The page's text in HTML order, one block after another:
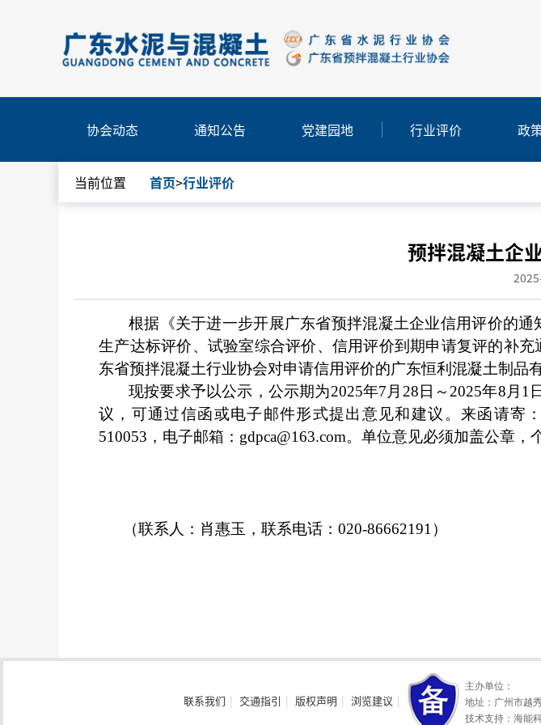
协会动态 通知公告 党建园地 行业评价 政
当前位置 首页>行业评价
预拌混凝土企
根据《关于进一步开展广东省预拌混凝土企业信用评价的通
生产达标评价、试验室综合评价、信用评价到期申请复评的补充
东省预拌混凝土行业协会对申请信用评价的广东恒利混凝土制品
现按要求予以公示，公示期为2025年7 月 28 日～ 2025年8 月 1
议，可通过信函或电子邮件形式提出意见和建议。来函请寄
510053，电子邮箱：gdpca@163.com。单位意见必须加盖公章
（联系人： 肖惠玉 ，联系电话： 020-86662191）
联系我们 | 交通指引 | 版权声明 | 浏览建议 |
主办单位：
地址：广州市越
技术支持：海能